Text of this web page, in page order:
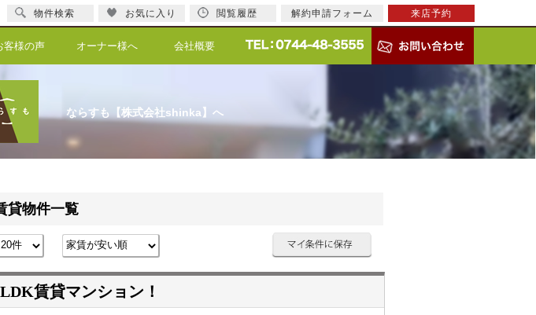
客様の声 オーナー様へ 会社概要
ならすも【株式会社shinka】へ
貸物件一覧
賃貸マンション！
物件検索 お気に入り 閲覧履歴 解約申請フォーム 来店予約